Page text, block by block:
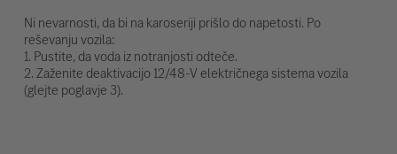
Ni nevarnosti, da bi na karoseriji prišlo do napetosti. Po
reševanju vozila:
1. Pustite, da voda iz notranjosti odteče.
2. Zaženite deaktivacijo 12/48-V električnega sistema vozila
(glejte poglavje 3).